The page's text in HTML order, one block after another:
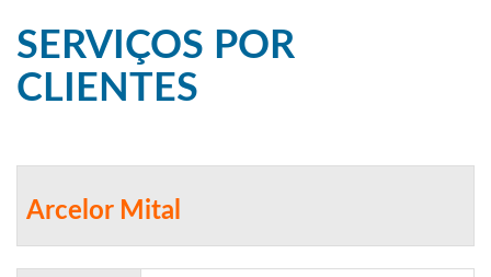
SERVIÇOS POR
CLIENTES
Arcelor Mital